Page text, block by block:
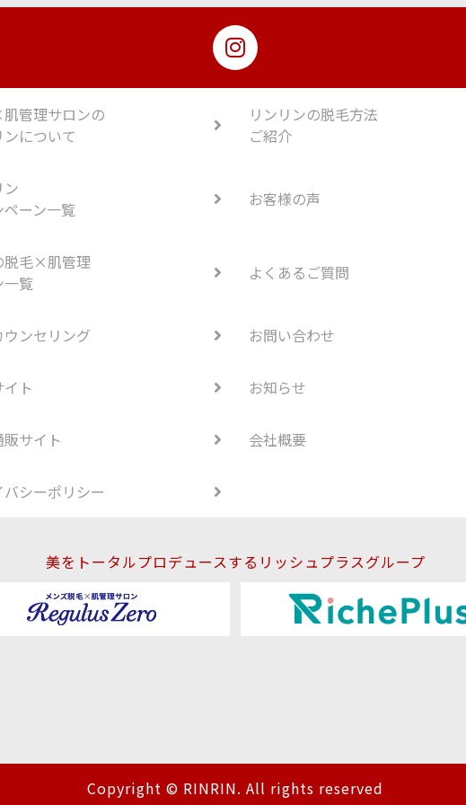
管理サロンの
ンについて
リンリンの脱毛方法
ご紹介
ン
ペーン一覧
お客様の声
脱毛×肌管理
一覧
よくあるご質問
ンセリング お問い合わせ
ト お知らせ
サイト 会社概要
バシーポリシー
美をトータルプロデュースするリッシュプラスグループ
Copyright © RINRIN. All rights reserved